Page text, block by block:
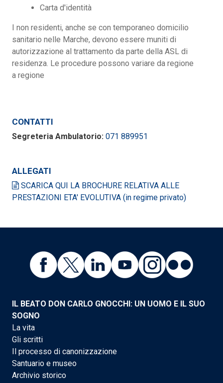
Carta d'identità
I non residenti, anche se con temporaneo domicilio
sanitario nelle Marche, devono essere muniti di
autorizzazione al trattamento da parte della ASL di
residenza. Le procedure possono variare da regione
a regione
CONTATTI
Segreteria Ambulatorio: 071 889951
ALLEGATI
SCARICA QUI LA BROCHURE RELATIVA ALLE
PRESTAZIONI ETA' EVOLUTIVA (in regime privato)
IL BEATO DON CARLO GNOCCHI: UN UOMO E IL SUO
SOGNO
La vita
Gli scritti
Il processo di canonizzazione
Santuario e museo
Archivio storico